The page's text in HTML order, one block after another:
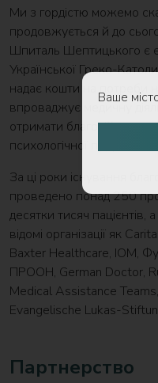
Ваше
Ми з гордістю можемо
продовжується й до
Шпиталь Шептицького є
Української Греко-
надає кошти на потреби
впроваджує медичну
отримати благодійну
психологічної підтримки.
За ці роки існування
проведено понад 250
десятки тисяч
відомі організації як
Baxter Healthcare, IOM,
ПРООН, German Doctor,
Medical Assistance
Evangelische Lukas-
Партнерство